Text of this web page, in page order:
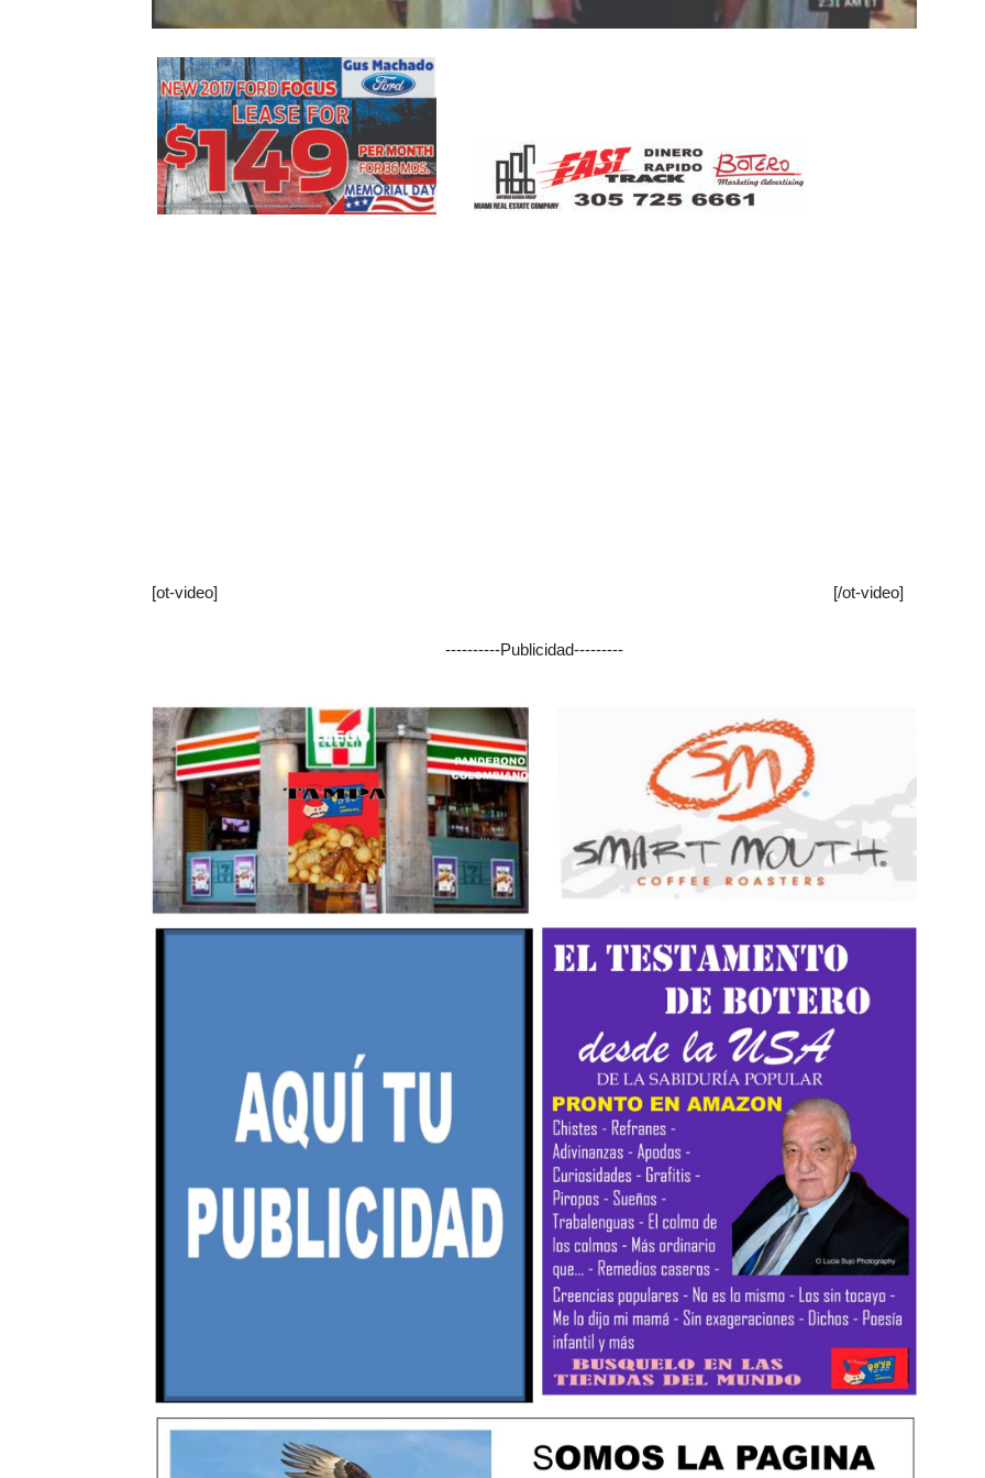
[ot-video] [/ot-video]
----------Publicidad---------